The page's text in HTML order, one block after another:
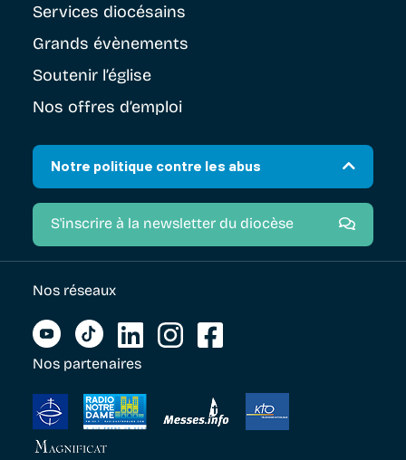
Services diocésains
Grands évènements
Soutenir l’église
Nos offres d’emploi
Notre politique contre les abus
S'inscrire à la newsletter du diocèse
Nos réseaux
Nos partenaires